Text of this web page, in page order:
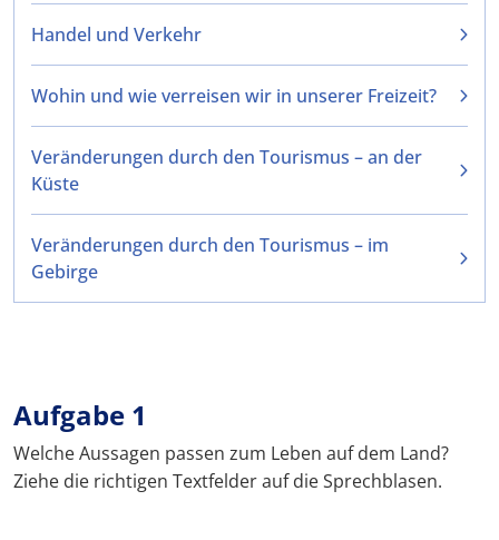
Handel und Verkehr
Wohin und wie verreisen wir in unserer Freizeit?
Veränderungen durch den Tourismus – an der
Küste
Veränderungen durch den Tourismus – im
Gebirge
Aufgabe 1
Welche Aussagen passen zum Leben auf dem Land?
Ziehe die richtigen Textfelder auf die Sprechblasen.